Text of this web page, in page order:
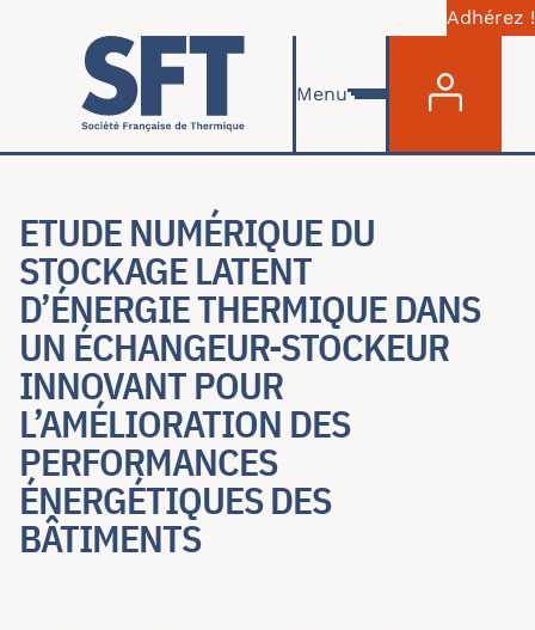
Aller au contenu principal
Adhérez !
Menu
ETUDE NUMÉRIQUE DU
STOCKAGE LATENT
D’ÉNERGIE THERMIQUE DANS
UN ÉCHANGEUR-STOCKEUR
INNOVANT POUR
L’AMÉLIORATION DES
PERFORMANCES
ÉNERGÉTIQUES DES
BÂTIMENTS